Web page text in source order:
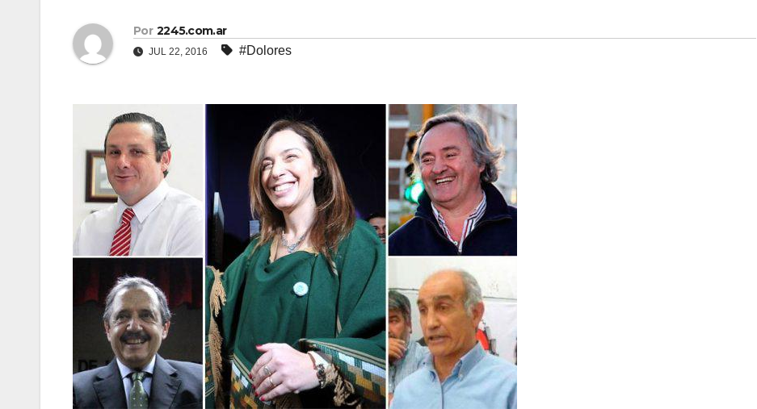
Por 2245.com.ar
JUL 22, 2016 #Dolores